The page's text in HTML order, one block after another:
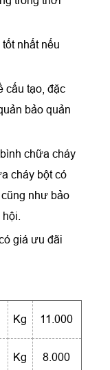
nhất nếu
cấu tạo, đặc
bảo quản
chữa cháy
cháy bột có
như bảo
giá ưu đãi
Kg 11.000
Kg 8.000